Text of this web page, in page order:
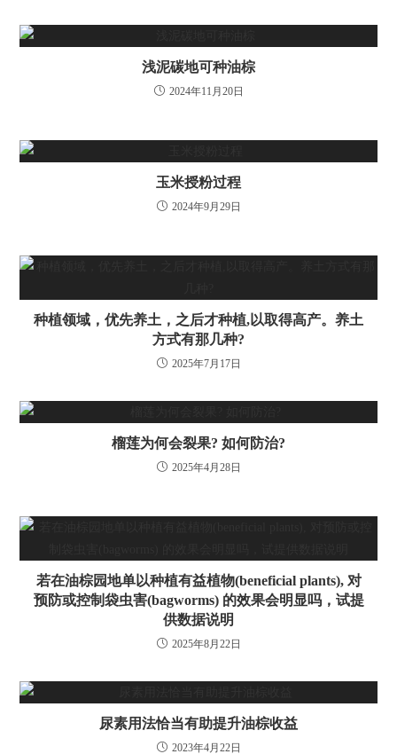
浅泥碳地可种油棕
2024年11月20日
玉米授粉过程
2024年9月29日
种植领域，优先养土，之后才种植,以取得高产。养土
方式有那几种?
2025年7月17日
榴莲为何会裂果? 如何防治?
2025年4月28日
若在油棕园地单以种植有益植物(beneficial plants), 对
预防或控制袋虫害(bagworms) 的效果会明显吗，试提
供数据说明
2025年8月22日
尿素用法恰当有助提升油棕收益
2023年4月22日